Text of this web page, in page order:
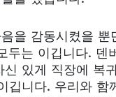
을 감동시켰을 뿐
두는 이깁니다. 덴
있게 직장에 복
깁니다. 우리와 함